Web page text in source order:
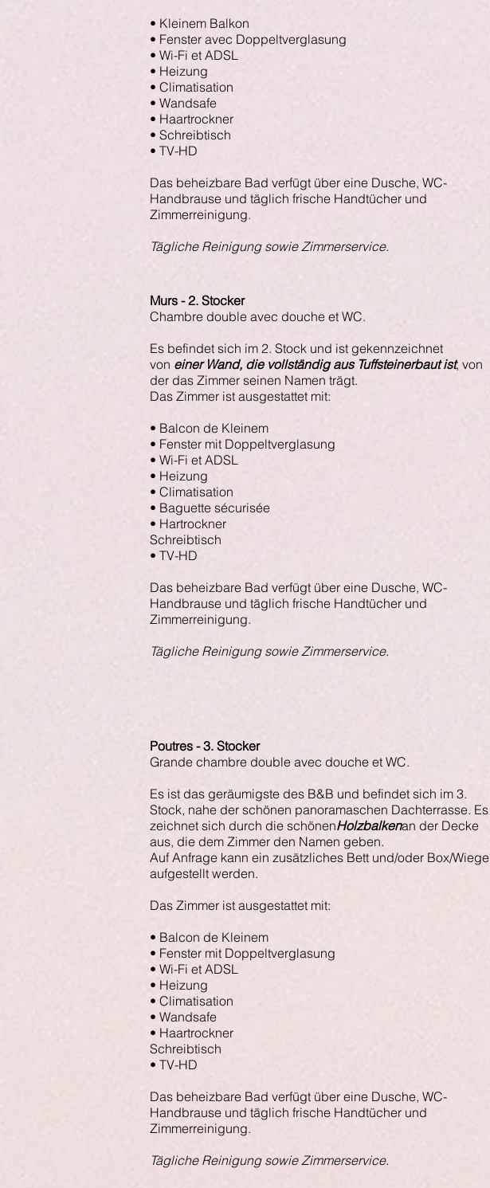
• Kleinem Balkon
• Fenster avec Doppeltverglasung
• Wi-Fi et ADSL
• Heizung
• Climatisation
• Wandsafe
• Haartrockner
• Schreibtisch
• TV-HD
Das beheizbare Bad verfügt über eine Dusche, WC-
Handbrause und täglich frische Handtücher und
Zimmerreinigung.
Tägliche Reinigung sowie Zimmerservice.
Murs - 2. Stocker
Chambre double avec douche et WC.
Es befindet sich im 2. Stock und ist gekennzeichnet
von einer Wand, die vollständig aus Tuffsteinerbaut ist, von
der das Zimmer seinen Namen trägt.
Das Zimmer ist ausgestattet mit:
• Balcon de Kleinem
• Fenster mit Doppeltverglasung
• Wi-Fi et ADSL
• Heizung
• Climatisation
• Baguette sécurisée
• Hartrockner
Schreibtisch
• TV-HD
Das beheizbare Bad verfügt über eine Dusche, WC-
Handbrause und täglich frische Handtücher und
Zimmerreinigung.
Tägliche Reinigung sowie Zimmerservice.
Poutres - 3. Stocker
Grande chambre double avec douche et WC.
Es ist das geräumigste des B&B und befindet sich im 3.
Stock, nahe der schönen panoramaschen Dachterrasse. Es
zeichnet sich durch die schönenHolzbalkenan der Decke
aus, die dem Zimmer den Namen geben.
Auf Anfrage kann ein zusätzliches Bett und/oder Box/Wiege
aufgestellt werden.
Das Zimmer ist ausgestattet mit:
• Balcon de Kleinem
• Fenster mit Doppeltverglasung
• Wi-Fi et ADSL
• Heizung
• Climatisation
• Wandsafe
• Haartrockner
Schreibtisch
• TV-HD
Das beheizbare Bad verfügt über eine Dusche, WC-
Handbrause und täglich frische Handtücher und
Zimmerreinigung.
Tägliche Reinigung sowie Zimmerservice.